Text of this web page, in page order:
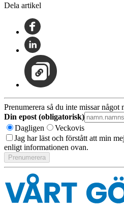
Dela artikel
Prenumerera så du inte missar något
Din epost (obligatorisk)
Dagligen
Veckovis
Jag har läst och förstått att min
enligt informationen ovan.